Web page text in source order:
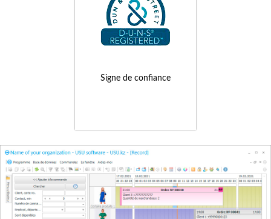
Signe de confiance